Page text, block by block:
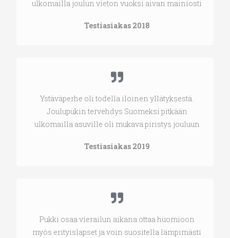
ulkomailla joulun vieton vuoksi aivan mainiosti
Testiasiakas 2018
Ystäväperhe oli todella iloinen yllätyksestä.
Joulupukin tervehdys Suomeksi pitkään
ulkomailla asuville oli mukava piristys jouluun
Testiasiakas 2019
Pukki osaa vierailun aikana ottaa huomioon
myös erityislapset ja voin suositella lämpimästi